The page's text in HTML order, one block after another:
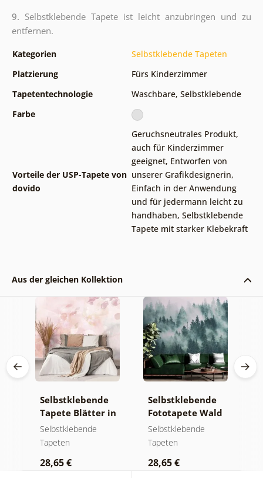
9. Selbstklebende Tapete ist leicht anzubringen und zu
entfernen.
Kategorien
Selbstklebende Tapeten
Platzierung
Fürs Kinderzimmer
Tapetentechnologie
Waschbare, Selbstklebende
Farbe
Vorteile der USP-Tapete von
dovido
Geruchsneutrales Produkt,
auch für Kinderzimmer
geeignet, Entworfen von
unserer Grafikdesignerin,
Einfach in der Anwendung
und für jedermann leicht zu
handhaben, Selbstklebende
Tapete mit starker Klebekraft
Aus der gleichen Kollektion
Selbstklebende
Tapete Blätter in
Pastelltönen
Selbstklebende
Tapeten
28,65 €
Selbstklebende
Fototapete Wald
im Nebel
Selbstklebende
Tapeten
28,65 €